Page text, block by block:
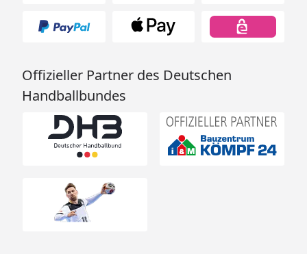
Offizieller Partner des Deutschen
Handballbundes